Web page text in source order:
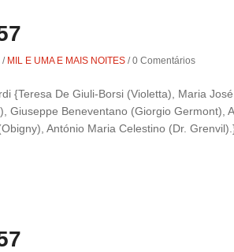
/ MIL E UMA E MAIS NOITES /0 Comentários
{Teresa De Giuli-Borsi (Violetta), Maria
Giuseppe Beneventano (Giorgio Germont),
António Maria Celestino (Dr.